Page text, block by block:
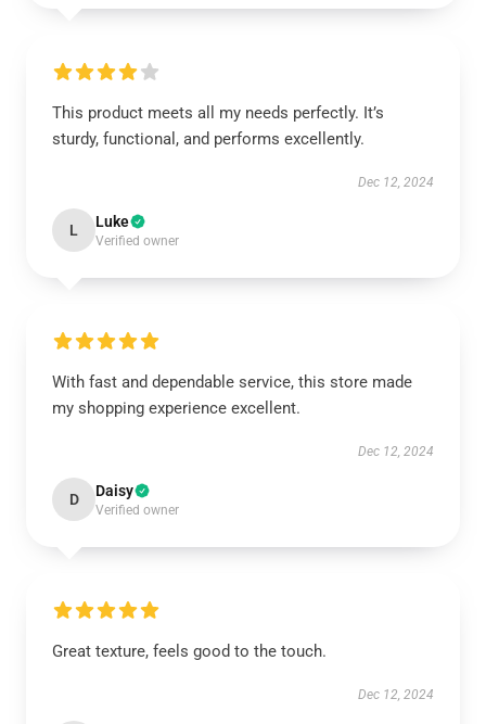
This product meets all my needs perfectly. It’s
sturdy, functional, and performs excellently.
Dec 12, 2024
L Luke
Verified owner
With fast and dependable service, this store made
my shopping experience excellent.
Dec 12, 2024
D Daisy
Verified owner
Great texture, feels good to the touch.
Dec 12, 2024